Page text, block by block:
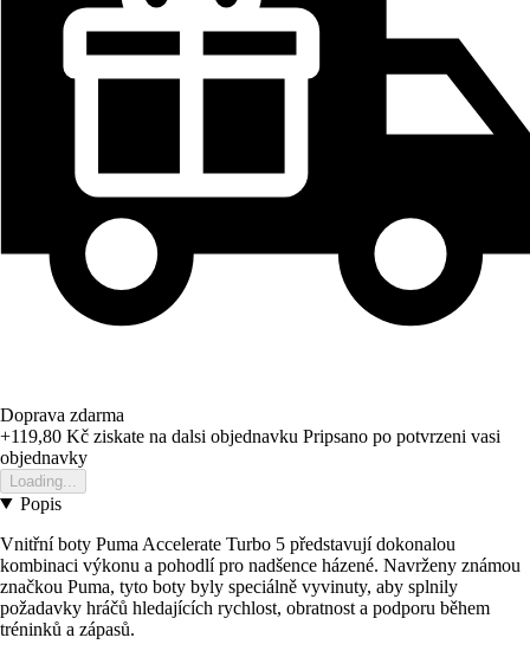
Doprava zdarma
+119,80 Kč ziskate na dalsi objednavku Pripsano po potvrzeni vasi
objednavky
Loading...
Popis
Vnitřní boty Puma Accelerate Turbo 5 představují dokonalou
kombinaci výkonu a pohodlí pro nadšence házené. Navrženy známou
značkou Puma, tyto boty byly speciálně vyvinuty, aby splnily
požadavky hráčů hledajících rychlost, obratnost a podporu během
tréninků a zápasů.